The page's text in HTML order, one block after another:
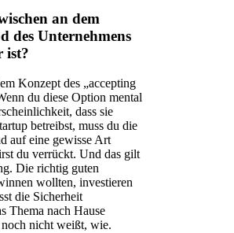
an dem
des Unternehmens
ist?
Konzept des „accepting
du diese Option mental
dass sie
betreibst, muss du die
auf eine gewisse Art
du verrückt. Und das gilt
Die richtig guten
wollten, investieren
die Sicherheit
Thema nach Hause
nicht weißt, wie.